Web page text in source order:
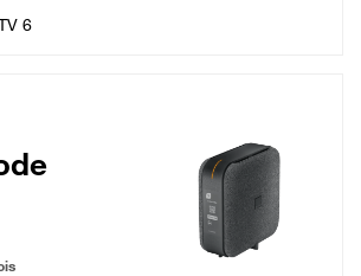
6
Fibre_18_26
0 mois puis 49,99 € par mois, Sans engagement